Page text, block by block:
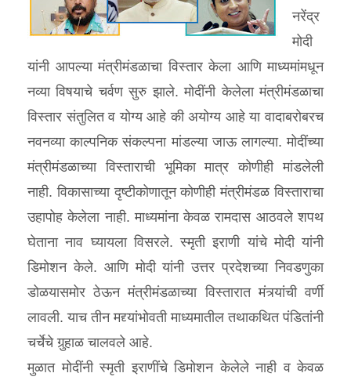
नरेंद्र
मोदी
यांनी आपल्या मंत्रीमंडळाचा विस्तार केला आणि माध्यमांमधून
नव्या विषयाचे चर्वण सुरु झाले. मोदींनी केलेला मंत्रीमंडळाचा
विस्तार संतुलित व योग्य आहे की अयोग्य आहे या वादाबरोबरच
नवनव्या काल्पनिक संकल्पना मांडल्या जाऊ लागल्या. मोदींच्या
मंत्रीमंडळाच्या विस्ताराची भूमिका मात्र कोणीही मांडलेली
नाही. विकासाच्या दृष्टीकोणातून कोणीही मंत्रीमंडळ विस्ताराचा
उहापोह केलेला नाही. माध्यमांना केवळ रामदास आठवले शपथ
घेताना नाव घ्यायला विसरले. स्मृती इराणी यांचे मोदी यांनी
डिमोशन केले. आणि मोदी यांनी उत्तर प्रदेशच्या निवडणुका
डोळयासमोर ठेऊन मंत्रीमंडळाच्या विस्तारात मंत्र्यांची वर्णी
लावली. याच तीन मद्द्यांभोवती माध्यमातील तथाकथित पंडितांनी
चर्चेचे गुर्‍हाळ चालवले आहे.
मुळात मोदींनी स्मृती इराणींचे डिमोशन केलेले नाही व केवळ